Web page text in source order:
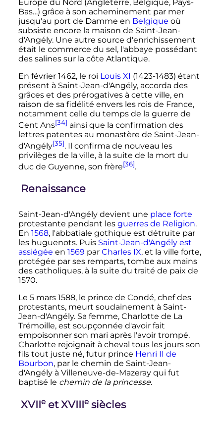
Europe du Nord (Angleterre, Belgique, Pays-
Bas…) grâce à son acheminement par mer
jusqu'au port de Damme en Belgique où
subsiste encore la maison de Saint-Jean-
d'Angély. Une autre source d'enrichissement
était le commerce du sel, l'abbaye possédant
des salines sur la côte Atlantique.
En février 1462, le roi Louis XI (1423-1483) étant
présent à Saint-Jean-d'Angély, accorda des
grâces et des prérogatives à cette ville, en
raison de sa fidélité envers les rois de France,
notamment celle du temps de la guerre de
Cent Ans[34] ainsi que la confirmation des
lettres patentes au monastère de Saint-Jean-
d'Angély[35]. Il confirma de nouveau les
privilèges de la ville, à la suite de la mort du
duc de Guyenne, son frère[36].
Renaissance
Saint-Jean-d'Angély devient une place forte
protestante pendant les guerres de Religion.
En 1568, l'abbatiale gothique est détruite par
les huguenots. Puis Saint-Jean-d'Angély est
assiégée en 1569 par Charles IX, et la ville forte,
protégée par ses remparts, tombe aux mains
des catholiques, à la suite du traité de paix de
1570.
Le 5 mars 1588, le prince de Condé, chef des
protestants, meurt soudainement à Saint-
Jean-d'Angély. Sa femme, Charlotte de La
Trémoille, est soupçonnée d'avoir fait
empoisonner son mari après l'avoir trompé.
Charlotte rejoignait à cheval tous les jours son
fils tout juste né, futur prince Henri II de
Bourbon, par le chemin de Saint-Jean-
d'Angély à Villeneuve-de-Mazeray qui fut
baptisé le chemin de la princesse.
XVIIe et XVIIIe siècles